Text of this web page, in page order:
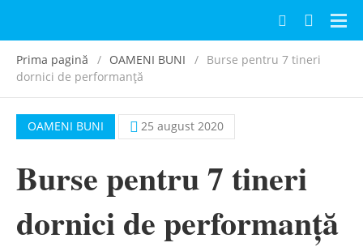
Prima pagină OAMENI BUNI
Burse pentru 7 tineri
dornici de performanță
OAMENI BUNI 25 august 2020
Burse pentru 7 tineri
dornici de performanță